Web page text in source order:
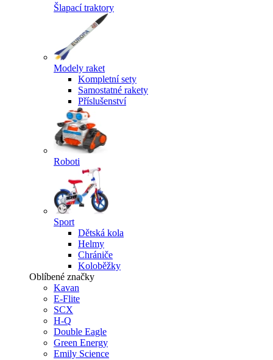
Šlapací traktory
Modely raket
Kompletní sety
Samostatné rakety
Příslušenství
Roboti
Sport
Dětská kola
Helmy
Chrániče
Koloběžky
Oblíbené značky
Kavan
E-Flite
SCX
H-Q
Double Eagle
Green Energy
Emily Science